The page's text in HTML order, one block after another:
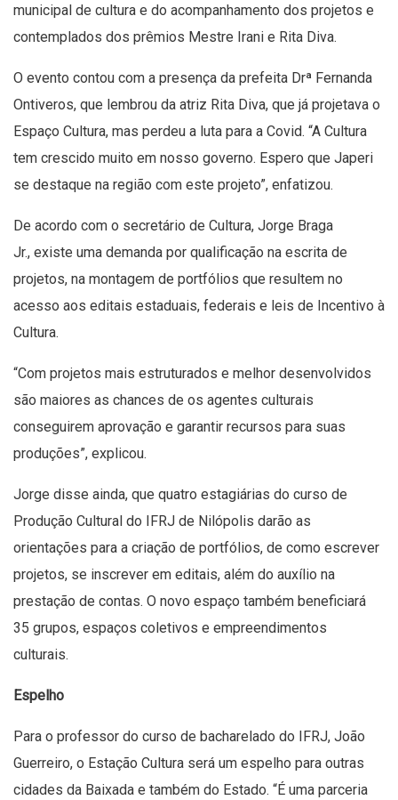
municipal de cultura e do acompanhamento dos projetos e
contemplados dos prêmios Mestre Irani e Rita Diva.
O evento contou com a presença da prefeita Drª Fernanda
Ontiveros, que lembrou da atriz Rita Diva, que já projetava o
Espaço Cultura, mas perdeu a luta para a Covid. “A Cultura
tem crescido muito em nosso governo. Espero que Japeri
se destaque na região com este projeto”, enfatizou.
De acordo com o secretário de Cultura, Jorge Braga
Jr., existe uma demanda por qualificação na escrita de
projetos, na montagem de portfólios que resultem no
acesso aos editais estaduais, federais e leis de Incentivo à
Cultura.
“Com projetos mais estruturados e melhor desenvolvidos
são maiores as chances de os agentes culturais
conseguirem aprovação e garantir recursos para suas
produções”, explicou.
Jorge disse ainda, que quatro estagiárias do curso de
Produção Cultural do IFRJ de Nilópolis darão as
orientações para a criação de portfólios, de como escrever
projetos, se inscrever em editais, além do auxílio na
prestação de contas. O novo espaço também beneficiará
35 grupos, espaços coletivos e empreendimentos
culturais.
Espelho
Para o professor do curso de bacharelado do IFRJ, João
Guerreiro, o Estação Cultura será um espelho para outras
cidades da Baixada e também do Estado. “É uma parceria